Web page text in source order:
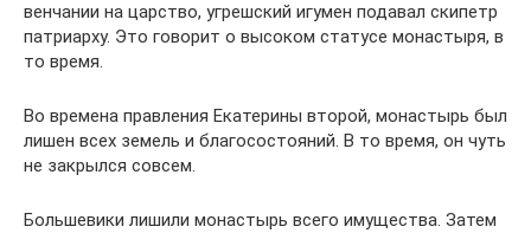
венчании на царство, угрешский игумен подавал скипетр
патриарху. Это говорит о высоком статусе монастыря, в
то время.
Во времена правления Екатерины второй, монастырь был
лишен всех земель и благосостояний. В то время, он чуть
не закрылся совсем.
Большевики лишили монастырь всего имущества. Затем